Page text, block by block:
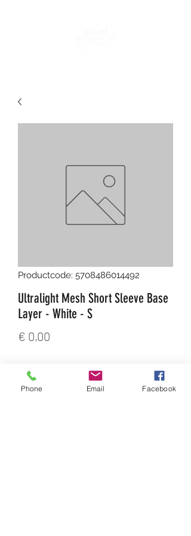
Productcode: 5708486014492
Ultralight Mesh Short Sleeve Base
Layer - White - S
€ 0,00
Aantal
Phone Email Facebook